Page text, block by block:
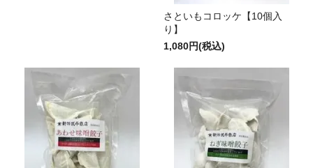
さといもコロッケ【10個入
り】
1,080円(税込)